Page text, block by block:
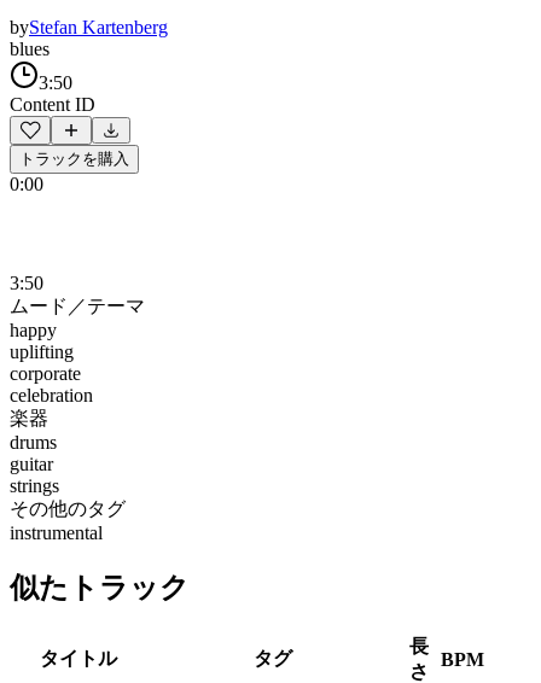
byStefan Kartenberg
blues
3:50
Content ID
トラックを購入
0:00
3:50
ムード／テーマ
happy
uplifting
corporate
celebration
楽器
drums
guitar
strings
その他のタグ
instrumental
似たトラック
タイトル タグ
長
さ
BPM